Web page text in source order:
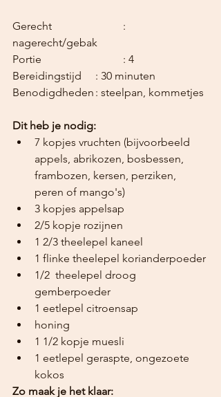
Gerecht			:
nagerecht/gebak
Portie			: 4
Bereidingstijd	: 30 minuten
Benodigdheden	: steelpan, kommetjes
Dit heb je nodig:
7 kopjes vruchten (bijvoorbeeld
appels, abrikozen, bosbessen,
frambozen, kersen, perziken,
peren of mango's)
3 kopjes appelsap
2/5 kopje rozijnen
1 2/3 theelepel kaneel
1 flinke theelepel korianderpoeder
1/2  theelepel droog
gemberpoeder
1 eetlepel citroensap
honing
1 1/2 kopje muesli
1 eetlepel geraspte, ongezoete
kokos
Zo maak je het klaar: